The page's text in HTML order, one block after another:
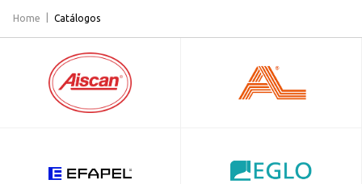
Home Catálogos